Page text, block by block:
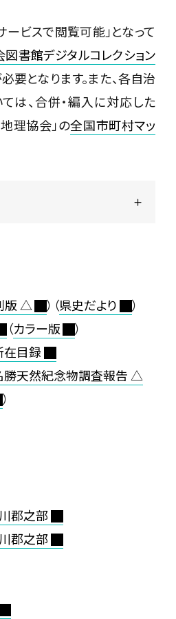
ビスで閲覧可能」となって
書館デジタルコレクション
要となります。また、各自治
は、合併・編入に対応した
理協会」の全国市町村マッ
版 △ ）（県史だより
）
（カラー版
）
在目録
勝天然紀念物調査報告 △
）
郡之部
郡之部